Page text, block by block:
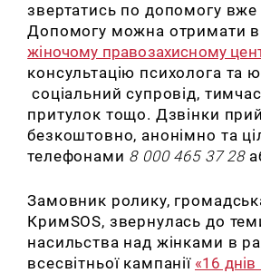
звертатись по допомогу вже
Допомогу можна отримати в
жіночому правозахисному
консультацію психолога та
соціальний супровід,
притулок тощо. Дзвінки
безкоштовно, анонімно та
телефонами 8 000 465 37 28
Замовник ролику,
КримSOS, звернулась до
насильства над жінками в
всесвітньої кампанії «16